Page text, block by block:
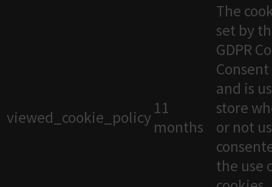
viewed_cookie_policy 11
months
The
set by
GDPR
and is
store
or not
the use